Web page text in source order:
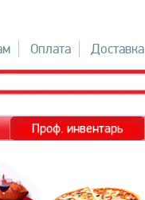
Оплата Доставка
Проф. инвентарь